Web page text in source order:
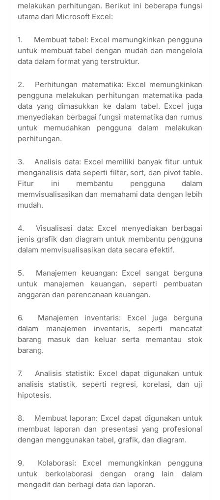
melakukan perhitungan. Berikut ini beberapa fungsi
utama dari Microsoft Excel:
1.
Membuat tabel: Excel memungkinkan pengguna
untuk membuat tabel dengan mudah dan mengelola
data dalam format yang terstruktur.
2.
Perhitungan matematika: Excel memungkinkan
pengguna melakukan perhitungan matematika pada
data yang dimasukkan ke dalam tabel. Excel juga
menyediakan berbagai fungsi matematika dan rumus
untuk memudahkan pengguna dalam melakukan
perhitungan.
3.
Analisis data: Excel memiliki banyak fitur untuk
menganalisis data seperti filter, sort, dan pivot table.
Fitur ini membantu pengguna dalam
memvisualisasikan dan memahami data dengan lebih
mudah.
4.
Visualisasi data: Excel menyediakan berbagai
jenis grafik dan diagram untuk membantu pengguna
dalam memvisualisasikan data secara efektif.
5.
Manajemen keuangan: Excel sangat berguna
untuk manajemen keuangan, seperti pembuatan
anggaran dan perencanaan keuangan.
6.
Manajemen inventaris: Excel juga berguna
dalam manajemen inventaris, seperti mencatat
barang masuk dan keluar serta memantau stok
barang.
7.
Analisis statistik: Excel dapat digunakan untuk
analisis statistik, seperti regresi, korelasi, dan uji
hipotesis.
8.
Membuat laporan: Excel dapat digunakan untuk
membuat laporan dan presentasi yang profesional
dengan menggunakan tabel, grafik, dan diagram.
9.
Kolaborasi: Excel memungkinkan pengguna
untuk berkolaborasi dengan orang lain dalam
mengedit dan berbagi data dan laporan.